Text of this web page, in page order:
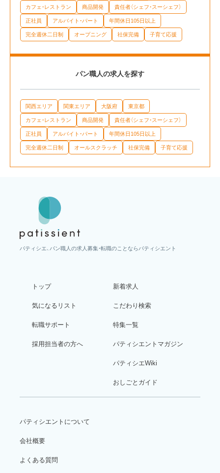
カフェ・レストラン 商品開発 責任者（シェフ・スーシェフ）
正社員 アルバイト・パート 年間休日105日以上
完全週休二日制 オープニング 社保完備 子育て応援
パン職人の求人を探す
関西エリア 関東エリア 大阪府 東京都
カフェ・レストラン 商品開発 責任者（シェフ・スーシェフ）
正社員 アルバイト・パート 年間休日105日以上
完全週休二日制 オールスクラッチ 社保完備 子育て応援
パティシエ、パン職人の求人募集・転職のことならパティシエント
トップ
気になるリスト
転職サポート
採用担当者の方へ
新着求人
こだわり検索
特集一覧
パティシエントマガジン
パティシエWiki
おしごとガイド
パティシエントについて
会社概要
よくある質問